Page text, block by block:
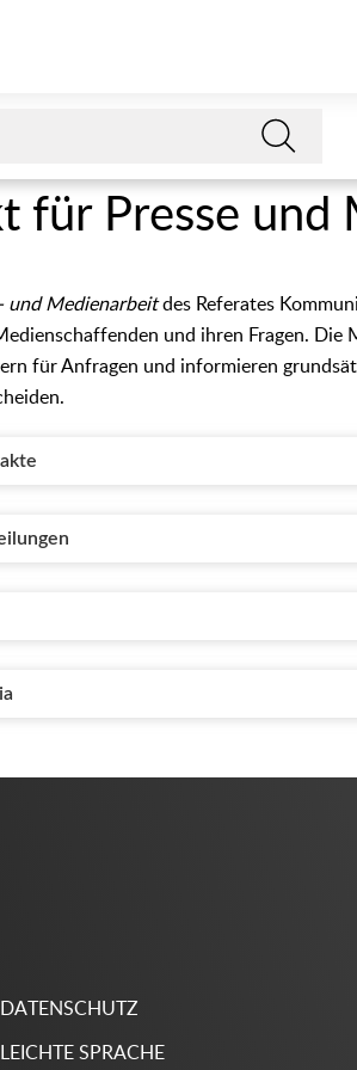
für Presse und
und Medienarbeitdes Referates
und ihren Fragen.
für Anfragen und informieren
DATENSCHUTZ
LEICHTE SPRACHE